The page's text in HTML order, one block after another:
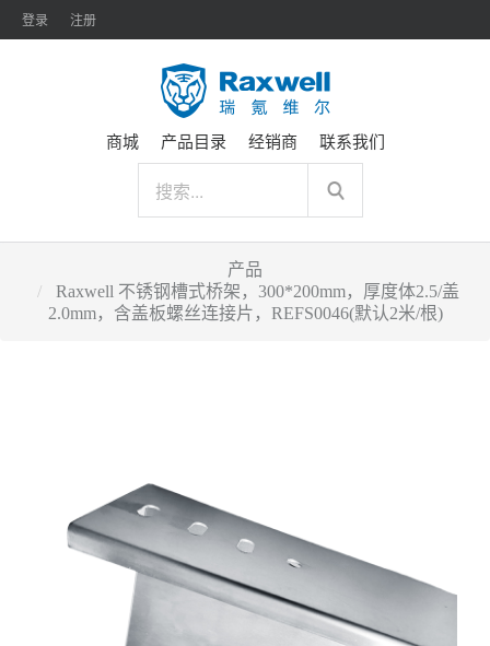
登录 注册
商城 产品目录 经销商 联系我们
产品
Raxwell 不锈钢槽式桥架，300*200mm，厚度体2.5/盖
2.0mm，含盖板螺丝连接片，REFS0046(默认2米/根)